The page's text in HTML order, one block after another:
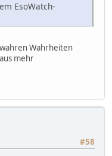
EsoWatch-
Wahrheiten
mehr
#58